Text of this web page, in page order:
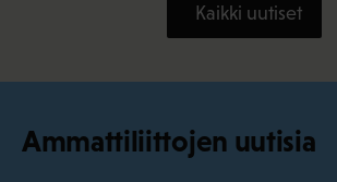
Kaikki uutiset
Ammattiliittojen uutisia